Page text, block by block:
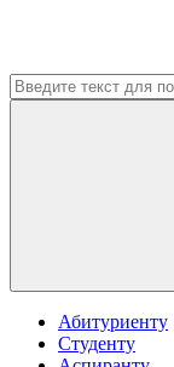
Абитуриенту
Студенту